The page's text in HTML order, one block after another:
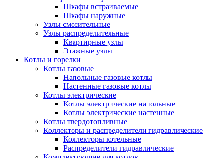
Шкафы встраиваемые
Шкафы наружные
Узлы смесительные
Узлы распределительные
Квартирные узлы
Этажные узлы
Котлы и горелки
Котлы газовые
Напольные газовые котлы
Настенные газовые котлы
Котлы электрические
Котлы электрические напольные
Котлы электрические настенные
Котлы твердотопливные
Коллекторы и распределители гидравлические
Коллекторы котельные
Распределители гидравлические